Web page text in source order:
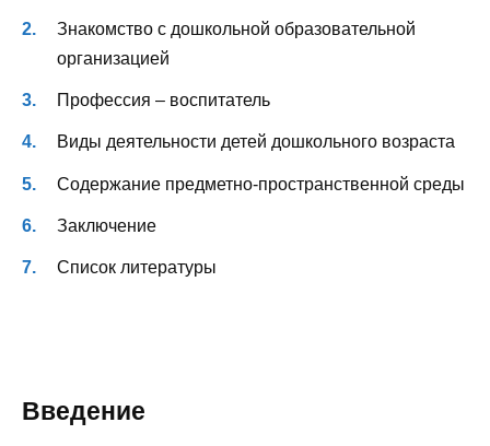
Знакомство с дошкольной образовательной
организацией
Профессия – воспитатель
Виды деятельности детей дошкольного возраста
Содержание предметно-пространственной среды
Заключение
Список литературы
Введение